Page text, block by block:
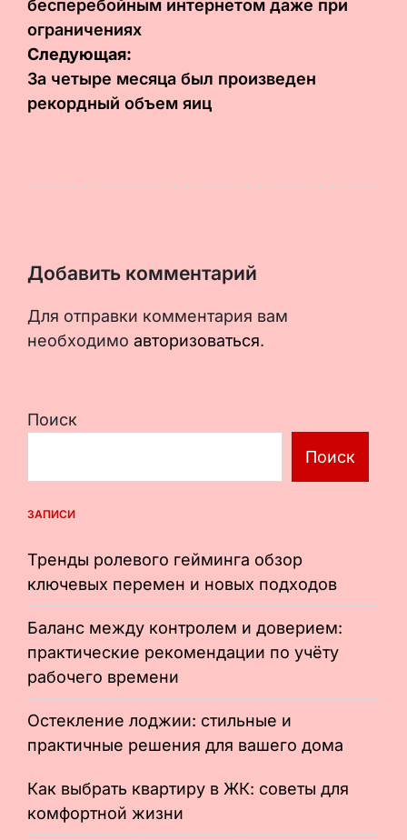
записям
бесперебойным интернетом даже при
ограничениях
Следующая:
За четыре месяца был произведен
рекордный объем яиц
Добавить комментарий
Для отправки комментария вам
необходимо авторизоваться.
Поиск
Поиск
ЗАПИСИ
Тренды ролевого гейминга обзор
ключевых перемен и новых подходов
Баланс между контролем и доверием:
практические рекомендации по учёту
рабочего времени
Остекление лоджии: стильные и
практичные решения для вашего дома
Как выбрать квартиру в ЖК: советы для
комфортной жизни